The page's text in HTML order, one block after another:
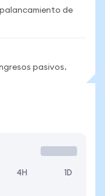
de
pasivos.
4H 1D